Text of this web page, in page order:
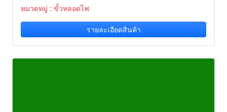
หมวดหมู่ : ขั้วหลอดไฟ
รายละเอียดสินค้า